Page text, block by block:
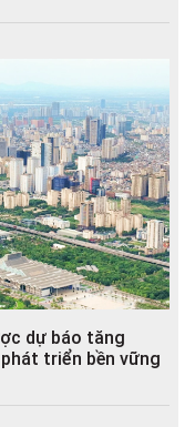
dự báo tăng
triển bền vững